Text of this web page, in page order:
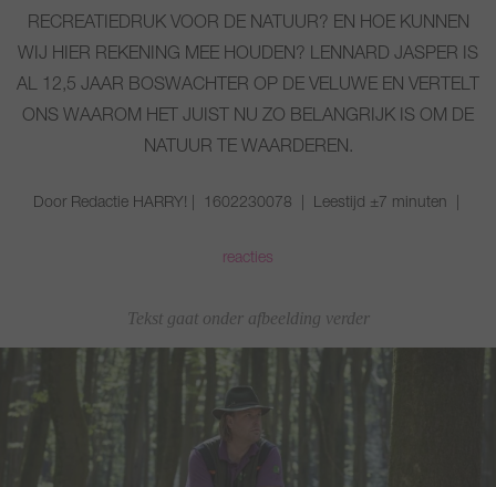
RECREATIEDRUK VOOR DE NATUUR? EN HOE KUNNEN
WIJ HIER REKENING MEE HOUDEN? LENNARD JASPER IS
AL 12,5 JAAR BOSWACHTER OP DE VELUWE EN VERTELT
ONS WAAROM HET JUIST NU ZO BELANGRIJK IS OM DE
NATUUR TE WAARDEREN.
Door Redactie HARRY! | 1602230078 | Leestijd ±7 minuten |
reacties
Tekst gaat onder afbeelding verder